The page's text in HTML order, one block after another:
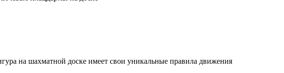
на шахматной доске имеет свои уникальные правила движения